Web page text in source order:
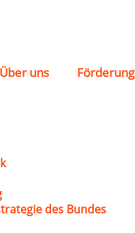
Über uns Förderung
des Bundes